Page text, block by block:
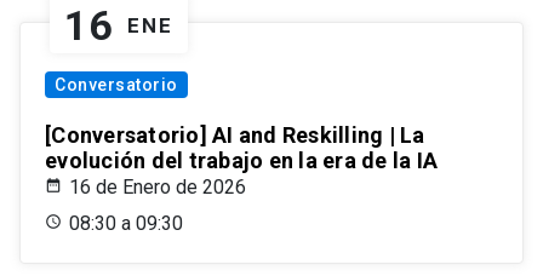
16 ENE
Conversatorio
[Conversatorio] AI and Reskilling | La
evolución del trabajo en la era de la IA
16 de Enero de 2026
08:30 a 09:30